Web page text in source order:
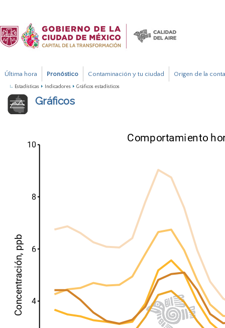
Última hora Pronóstico Contaminación y tu ciudad Origen de la
Estadísticas Indicadores Gráficos estadísticos
Gráficos